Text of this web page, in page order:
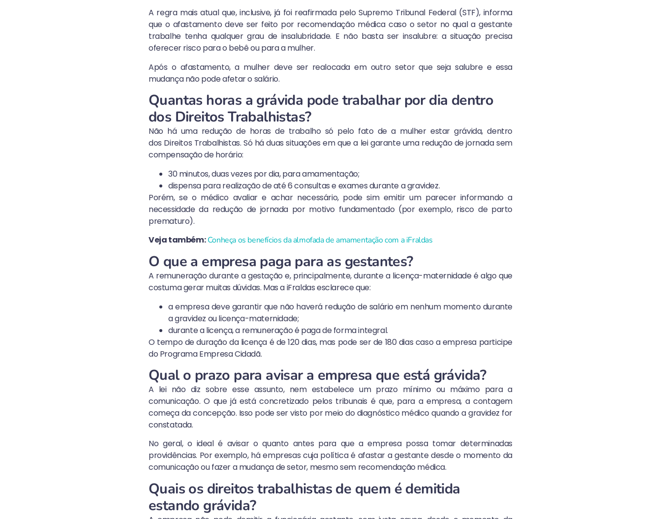
A regra mais atual que, inclusive, já foi reafirmada pelo Supremo Tribunal Federal (STF), informa
que o afastamento deve ser feito por recomendação médica caso o setor no qual a gestante
trabalhe tenha qualquer grau de insalubridade. E não basta ser insalubre: a situação precisa
oferecer risco para o bebê ou para a mulher.
Após o afastamento, a mulher deve ser realocada em outro setor que seja salubre e essa
mudança não pode afetar o salário.
Quantas horas a grávida pode trabalhar por dia dentro
dos Direitos Trabalhistas?
Não há uma redução de horas de trabalho só pelo fato de a mulher estar grávida, dentro
dos Direitos Trabalhistas. Só há duas situações em que a lei garante uma redução de jornada sem
compensação de horário:
30 minutos, duas vezes por dia, para amamentação;
dispensa para realização de até 6 consultas e exames durante a gravidez.
Porém, se o médico avaliar e achar necessário, pode sim emitir um parecer informando a
necessidade da redução de jornada por motivo fundamentado (por exemplo, risco de parto
prematuro).
Veja também: Conheça os benefícios da almofada de amamentação com a iFraldas
O que a empresa paga para as gestantes?
A remuneração durante a gestação e, principalmente, durante a licença-maternidade é algo que
costuma gerar muitas dúvidas. Mas a iFraldas esclarece que:
a empresa deve garantir que não haverá redução de salário em nenhum momento durante
a gravidez ou licença-maternidade;
durante a licença, a remuneração é paga de forma integral.
O tempo de duração da licença é de 120 dias, mas pode ser de 180 dias caso a empresa participe
do Programa Empresa Cidadã.
Qual o prazo para avisar a empresa que está grávida?
A lei não diz sobre esse assunto, nem estabelece um prazo mínimo ou máximo para a
comunicação. O que já está concretizado pelos tribunais é que, para a empresa, a contagem
começa da concepção. Isso pode ser visto por meio do diagnóstico médico quando a gravidez for
constatada.
No geral, o ideal é avisar o quanto antes para que a empresa possa tomar determinadas
providências. Por exemplo, há empresas cuja política é afastar a gestante desde o momento da
comunicação ou fazer a mudança de setor, mesmo sem recomendação médica.
Quais os direitos trabalhistas de quem é demitida
estando grávida?